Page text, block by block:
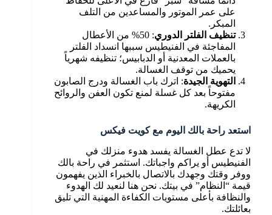
على عمر الموتور والمساعدين من التلف
المبكر.
تنظيف الفلتر الدوري
: 50% من الأعطال
المفاجئة في الفنيطيس سببها انسداد الفلتر
بالعملات المعدنية أو الدبابيس؛ تنظيفه شهرياً
يحميك من توقف الغسالة.
التهوية الجيدة: اترك باب الغسالة ودرج الصابون
مفتوحاً بعد كل غسلة لمنع تكون العفن والروائح
الكريهة.
استعد راحة بالك اليوم مع كويت فيكس
لا تدع عطل الغسالة يفسد هدوء منزلك في
الفنيطيس أو يراكم واجباتك. استثمر في راحة بالك
ووفر وقتك وجهدك بالاتصال بالخبراء الذين يفهمون
قيمة “النظام” في بيتك. نحن هنا لنعيد لك الهدوء
والنظافة بأعلى مستويات الكفاءة المهنية التي تليق
بعائلتك.